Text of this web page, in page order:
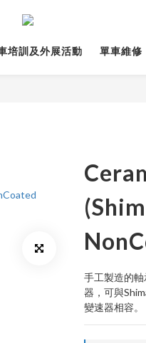
培訓及外展活動 單車維修
手工製造的
器，可與
變速器相容。